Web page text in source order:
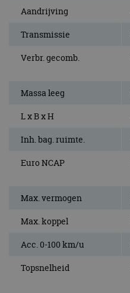
Aandrijving
Transmissie
Verbr. gecomb.
Massa leeg
L x B x H
Inh. bag. ruimte.
Euro NCAP
Max. vermogen
Max. koppel
Acc. 0-100 km/u
Topsnelheid